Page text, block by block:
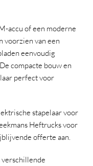
accu of een moderne
voorzien van een
eenvoudig
compacte bouw en
perfect voor
stapelaar voor
Heftrucks voor
offerte aan.
verschillende